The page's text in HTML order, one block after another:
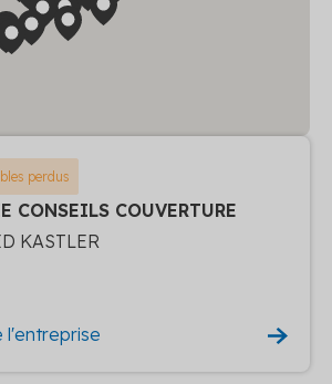
perdus
CONSEILS COUVERTURE
KASTLER
l'entreprise